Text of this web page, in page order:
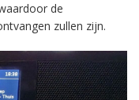
de
zullen zijn.